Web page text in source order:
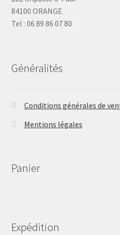
84100 ORANGE
Tel : 06 89 86 07 80
Généralités
Conditions générales de
Mentions légales
Panier
Expédition